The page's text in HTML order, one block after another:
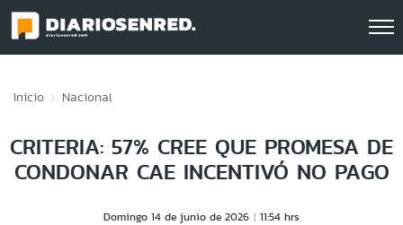
Inicio Nacional
CRITERIA: 57% CREE QUE PROMESA DE
CONDONAR CAE INCENTIVÓ NO PAGO
Domingo 14 de junio de 2026 11:54 hrs